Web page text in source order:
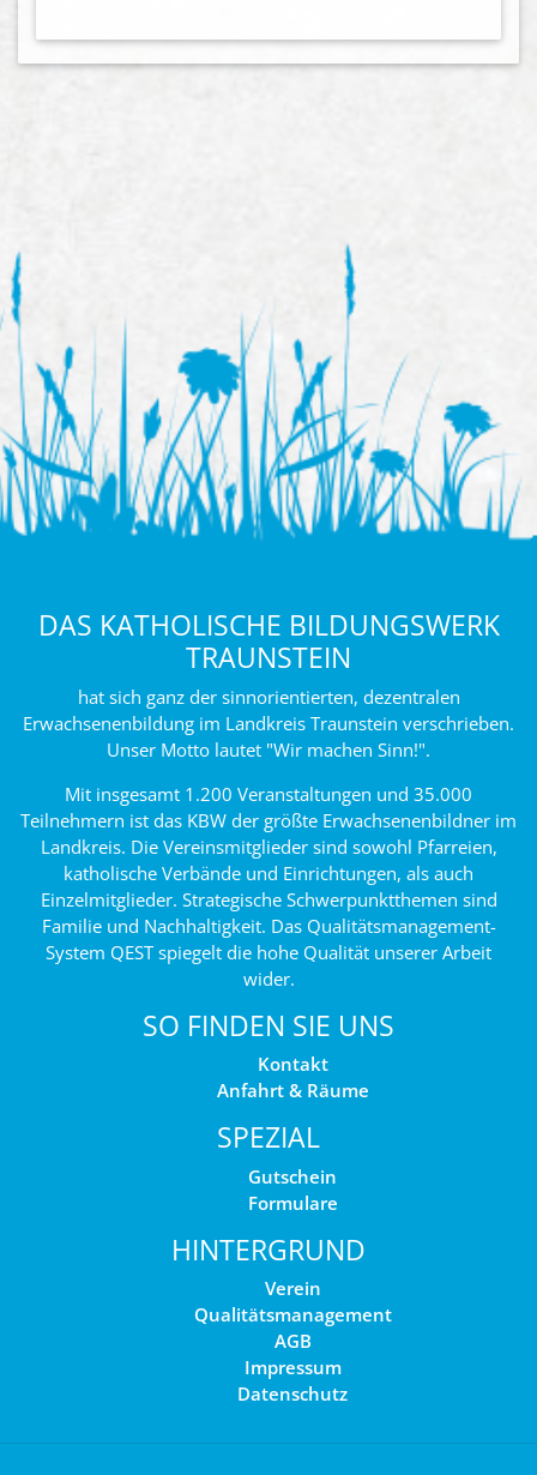
DAS KATHOLISCHE BILDUNGSWERK
TRAUNSTEIN
hat sich ganz der sinnorientierten, dezentralen
Erwachsenenbildung im Landkreis Traunstein verschrieben.
Unser Motto lautet "Wir machen Sinn!".
Mit insgesamt 1.200 Veranstaltungen und 35.000
Teilnehmern ist das KBW der größte Erwachsenenbildner im
Landkreis. Die Vereinsmitglieder sind sowohl Pfarreien,
katholische Verbände und Einrichtungen, als auch
Einzelmitglieder. Strategische Schwerpunktthemen sind
Familie und Nachhaltigkeit. Das Qualitätsmanagement-
System QEST spiegelt die hohe Qualität unserer Arbeit
wider.
SO FINDEN SIE UNS
Kontakt
Anfahrt & Räume
SPEZIAL
Gutschein
Formulare
HINTERGRUND
Verein
Qualitätsmanagement
AGB
Impressum
Datenschutz